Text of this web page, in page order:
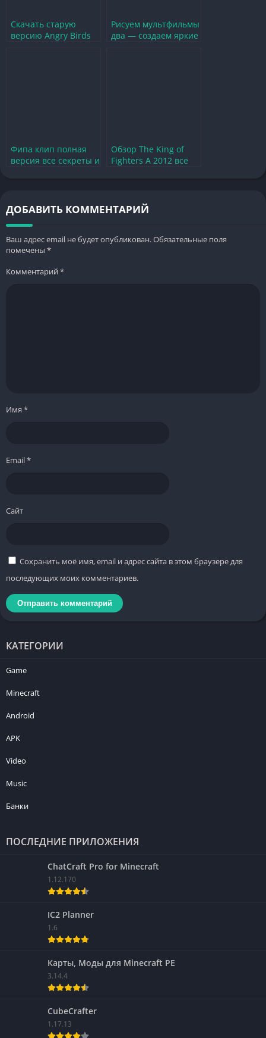
Скачать старую
версию Angry Birds
Рисуем мультфильмы
два — создаем яркие
Фипа клип полная
версия все секреты и
Обзор The King of
Fighters A 2012 все
ДОБАВИТЬ КОММЕНТАРИЙ
Ваш адрес email не будет опубликован.Обязательные поля
помечены *
Комментарий*
Имя *
Email*
Сайт
Сохранить моё имя, email и адрес сайта в этом браузере для
последующих моих комментариев.
КАТЕГОРИИ
Game
Minecraft
Android
APK
Video
Music
Банки
ПОСЛЕДНИЕ ПРИЛОЖЕНИЯ
ChatCraft Pro for Minecraft
1.12.170
IC2 Planner
1.6
Карты, Моды для Minecraft PE
3.14.4
CubeCrafter
1.17.13